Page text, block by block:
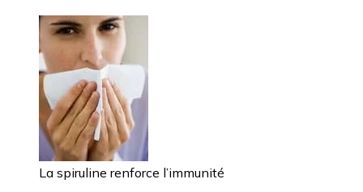
La spiruline renforce l’immunité